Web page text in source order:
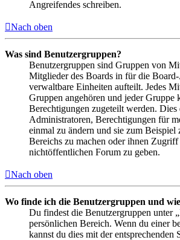
Angreifendes schreiben.
Nach oben
Was sind Benutzergruppen?
Benutzergruppen sind Gruppen von
Mitglieder des Boards in für die
verwaltbare Einheiten aufteilt. Jedes
Gruppen angehören und jeder Gruppe
Berechtigungen zugeteilt werden. Dies
Administratoren, Berechtigungen für
einmal zu ändern und sie zum Beispiel
Bereichs zu machen oder ihnen Zugriff
nichtöffentlichen Forum zu geben.
Nach oben
Wo finde ich die Benutzergruppen und
Du findest die Benutzergruppen unter
persönlichen Bereich. Wenn du einer
kannst du dies mit der entsprechenden